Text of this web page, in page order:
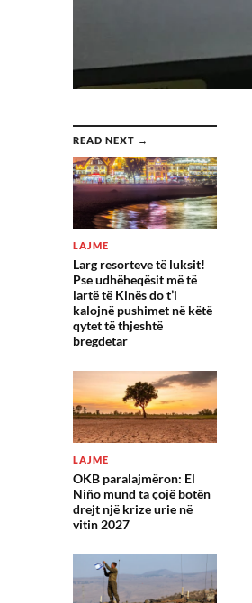
READ NEXT →
LAJME
Larg resorteve të luksit!
Pse udhëheqësit më të
lartë të Kinës do t’i
kalojnë pushimet në këtë
qytet të thjeshtë
bregdetar
LAJME
OKB paralajmëron: El
Niño mund ta çojë botën
drejt një krize urie në
vitin 2027